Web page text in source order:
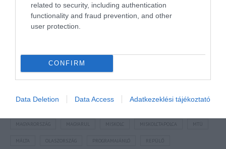
related to security, including authentication
functionality and fraud prevention, and other
user protection.
CONFIRM
Data Deletion Data Access Adatkezeklési tájékoztató
NÉZZ KÖRBE TÉMÁK SZERINT!
AIRBNB
BGYH BOOKING BUDAPEST
MISKOLCTAPOLCA MTÜ
MÁLTA